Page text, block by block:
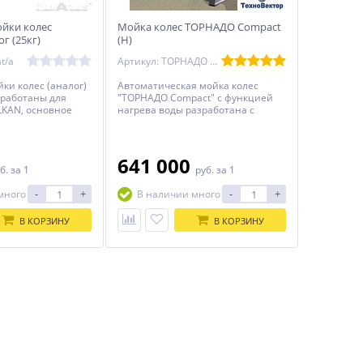
колес
(25кг)
a
колес (аналог)
для
основное
за 1
- +
В КОРЗИНУ
Мойка колес ТОРНАДО Compact
(H)
Артикул: ТОРНАДО Compact (H)
Автоматическая мойка колес
"ТОРНАДО Compact" с функцией
нагрева воды разработана с
только нашего производства, но и
других производителей.
641 000 руб. за 1
В наличии много
- +
В КОРЗИНУ